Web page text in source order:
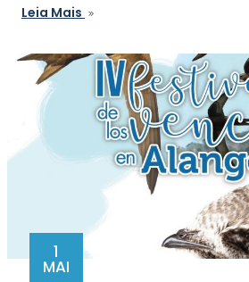
Leia Mais
1
MAI